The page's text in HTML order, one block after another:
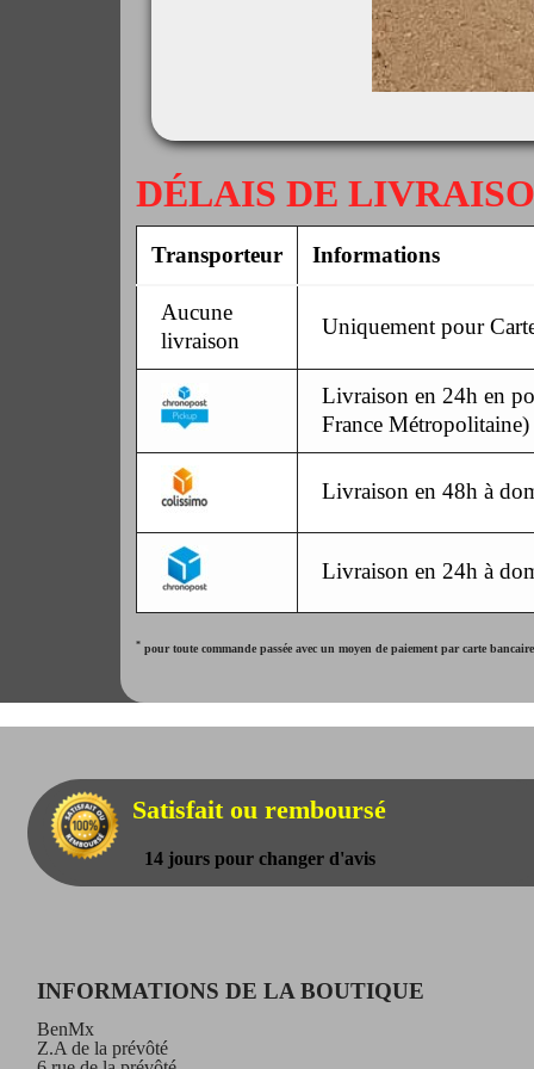
DÉLAIS DE
Transporteur Informations
Aucune
livraison
Uniquement pour
Livraison en 24h en
France Métropolitaine)
Livraison en 48h à
Livraison en 24h à
*pour toute commande passée avec un moyen de paiement par carte
Satisfait ou remboursé
14 jours pour changer d'avis
INFORMATIONS DE LA BOUTIQUE
BenMx
Z.A de la prévôté